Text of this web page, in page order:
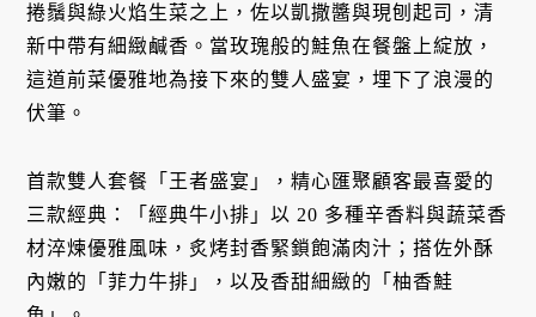
捲鬚與綠火焰生菜之上，佐以凱撒醬與現刨起司，清
新中帶有細緻鹹香。當玫瑰般的鮭魚在餐盤上綻放，
這道前菜優雅地為接下來的雙人盛宴，埋下了浪漫的
伏筆。
首款雙人套餐「王者盛宴」，精心匯聚顧客最喜愛的
三款經典：「經典牛小排」以 20 多種辛香料與蔬菜香
材淬煉優雅風味，炙烤封香緊鎖飽滿肉汁；搭佐外酥
內嫩的「菲力牛排」，以及香甜細緻的「柚香鮭